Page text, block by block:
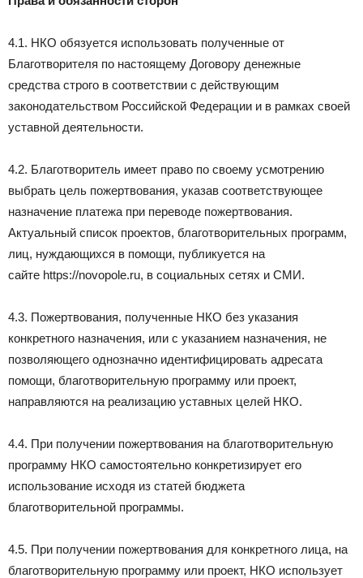
4.1. НКО обязуется использовать полученные от
Благотворителя по настоящему Договору денежные
средства строго в соответствии с действующим
законодательством Российской Федерации и в рамках своей
уставной деятельности.
4.2. Благотворитель имеет право по своему усмотрению
выбрать цель пожертвования, указав соответствующее
назначение платежа при переводе пожертвования.
Актуальный список проектов, благотворительных программ,
лиц, нуждающихся в помощи, публикуется на
сайте https://novopole.ru, в социальных сетях и СМИ.
4.3. Пожертвования, полученные НКО без указания
конкретного назначения, или с указанием назначения, не
позволяющего однозначно идентифицировать адресата
помощи, благотворительную программу или проект,
направляются на реализацию уставных целей НКО.
4.4. При получении пожертвования на благотворительную
программу НКО самостоятельно конкретизирует его
использование исходя из статей бюджета
благотворительной программы.
4.5. При получении пожертвования для конкретного лица, на
благотворительную программу или проект, НКО использует